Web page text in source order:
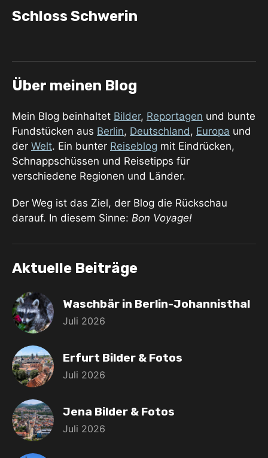
Schloss Schwerin
Über meinen Blog
Mein Blog beinhaltet Bilder, Reportagen und bunte
Fundstücken aus Berlin, Deutschland, Europa und
der Welt. Ein bunter Reiseblog mit Eindrücken,
Schnappschüssen und Reisetipps für
verschiedene Regionen und Länder.
Der Weg ist das Ziel, der Blog die Rückschau
darauf. In diesem Sinne: Bon Voyage!
Aktuelle Beiträge
Waschbär in Berlin-Johannisthal
Juli 2026
Erfurt Bilder & Fotos
Juli 2026
Jena Bilder & Fotos
Juli 2026